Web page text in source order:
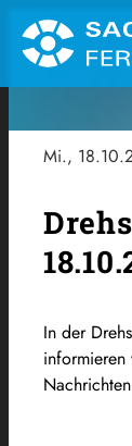
Mi.,
In der